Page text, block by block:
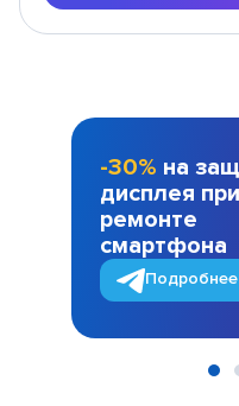
-30% на
дисплея при
ремонте
смартфона
Подробнее